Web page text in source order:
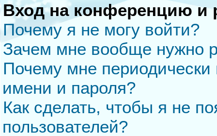
Вход на конференцию и
Почему я не могу войти?
Зачем мне вообще нужно
Почему мне периодически
имени и пароля?
Как сделать, чтобы я не
пользователей?